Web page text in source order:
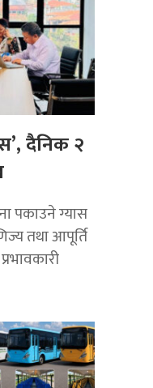
दैनिक २
पकाउने ग्यास
तथा आपूर्ति